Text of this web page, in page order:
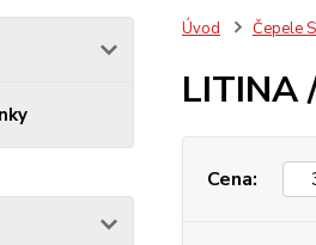
Úvod Čepele
LITINA
Cena: